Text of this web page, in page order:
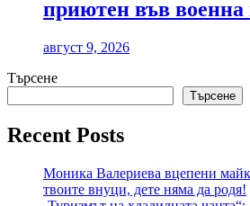
приютен във военна
август 9, 2026
Търсене
Търсене
Recent Posts
Моника Валериева вцепени
твоите внуци, дете няма да родя!